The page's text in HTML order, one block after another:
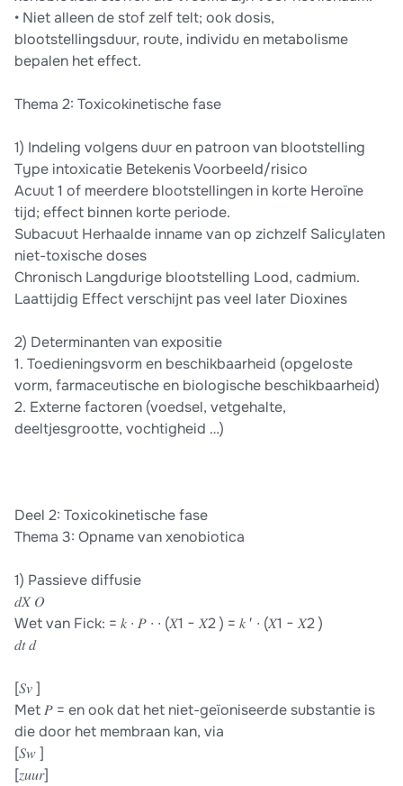
te grijpen zonder telkens de volledige PowerPoint opnieuw te
moeten doornemen. Door de geordende structuur met titels,
tussentitels, bullets, tabellen en schema’s is het document heel
geschikt voor snelle studies, herhaling vlak voor het examen en
hoofdstukken. Kortom: een duidelijke, efficiënte en
E03N8a bij prof. Tytgat grondig maar overzichtelijk wil
studeren.
• Niet alleen de stof zelf telt; ook dosis,
blootstellingsduur, route, individu en metabolisme
bepalen het effect.
Thema 2: Toxicokinetische fase
1) Indeling volgens duur en patroon van blootstelling
Type intoxicatie Betekenis Voorbeeld/risico
Acuut 1 of meerdere blootstellingen in korte Heroïne
tijd; effect binnen korte periode.
Subacuut Herhaalde inname van op zichzelf Salicylaten
niet-toxische doses
Chronisch Langdurige blootstelling Lood, cadmium.
Laattijdig Effect verschijnt pas veel later Dioxines
2) Determinanten van expositie
1. Toedieningsvorm en beschikbaarheid (opgeloste
vorm, farmaceutische en biologische beschikbaarheid)
2. Externe factoren (voedsel, vetgehalte,
deeltjesgrootte, vochtigheid …)
Deel 2: Toxicokinetische fase
Thema 3: Opname van xenobiotica
1) Passieve diffusie
𝑑𝑋 𝑂
Wet van Fick: = 𝑘 ∙ 𝑃 ∙ ∙ (𝑋1 − 𝑋2 ) = 𝑘 ′ ∙ (𝑋1 − 𝑋2 )
𝑑𝑡 𝑑
[𝑆𝑣 ]
Met 𝑃 = en ook dat het niet-geïoniseerde substantie is
die door het membraan kan, via
[𝑆𝑤 ]
[𝑧𝑢𝑢𝑟]